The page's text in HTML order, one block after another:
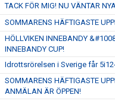
TACK FÖR MIG! NU VÄNTAR
SOMMARENS HÄFTIGASTE
HÖLLVIKEN INNEBANDY
INNEBANDY CUP!
Idrottsrörelsen i Sverige får
SOMMARENS HÄFTIGASTE
ANMÄLAN ÄR ÖPPEN!